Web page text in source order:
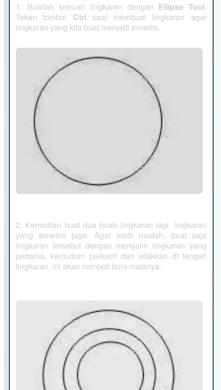
1. Buatlah sebuah lingkaran dengan Ellipse Tool.
Tekan tombol Ctrl saat membuat lingkaran agar
lingkaran yang kita buat menjadi simetris.
2. Kemudian buat dua buah lingkaran lagi, lingkaran
yang simetris juga. Agar lebih mudah, buat saja
lingkaran tersebut dengan menyalin lingkaran yang
pertama, kemudian perkecil dan letakkan di tengah
lingkaran. ini akan menjadi bola matanya.